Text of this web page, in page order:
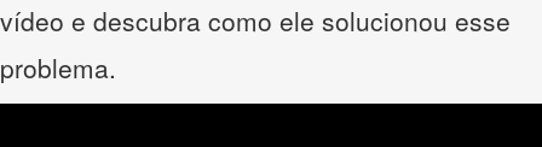
vídeo e descubra como ele solucionou esse
problema.